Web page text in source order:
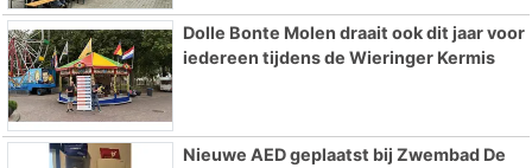
Dolle Bonte Molen draait ook dit jaar voor
iedereen tijdens de Wieringer Kermis
Nieuwe AED geplaatst bij Zwembad De